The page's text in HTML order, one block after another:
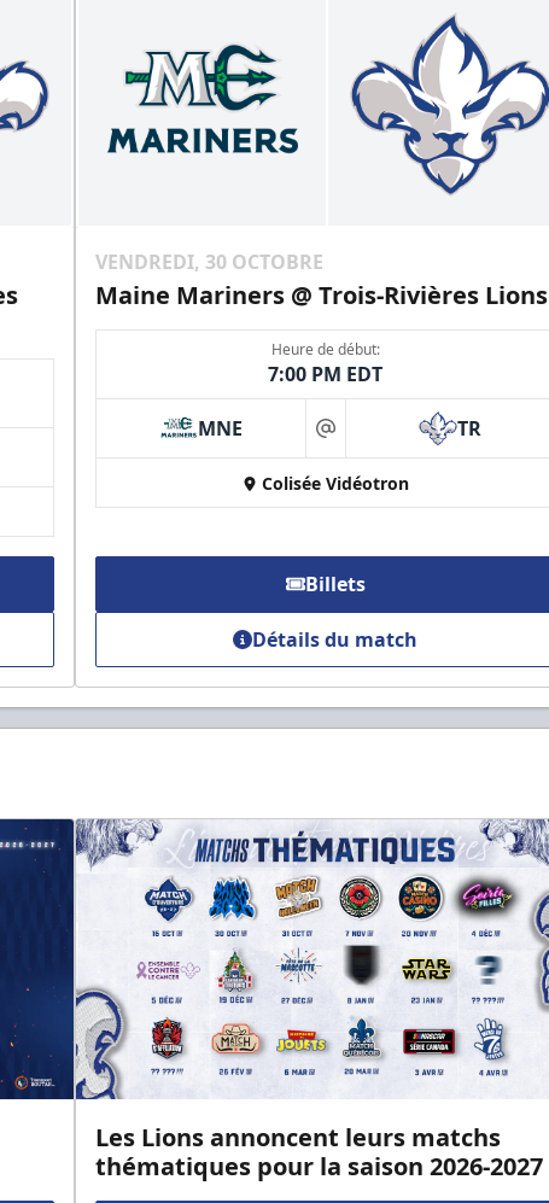
VENDREDI, 30 OCTOBRE
Maine Mariners @ Trois-Rivières Lions
Heure de début:
7:00 PM EDT
MNE at TR
Colisée Vidéotron
Billets
Détails du match
Les Lions annoncent leurs matchs
thématiques pour la saison 2026-2027